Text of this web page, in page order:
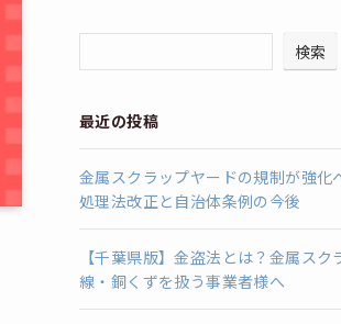
検索
最近の投稿
金属スクラップヤードの規制が強化
処理法改正と自治体条例の今後
【千葉県版】金盗法とは？金属スク
線・銅くずを扱う事業者様へ